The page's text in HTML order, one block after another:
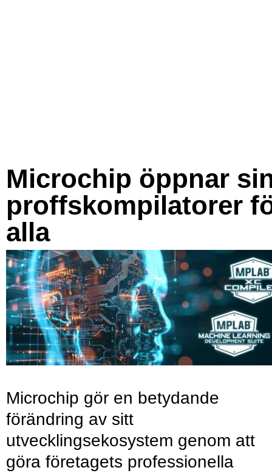
Microchip öppnar
proffskompilatorer
alla
Microchip gör en betydande
förändring av sitt
utvecklingsekosystem genom att
göra företagets professionella